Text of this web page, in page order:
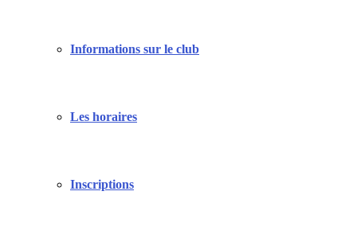
Informations sur le club
Les horaires
Inscriptions